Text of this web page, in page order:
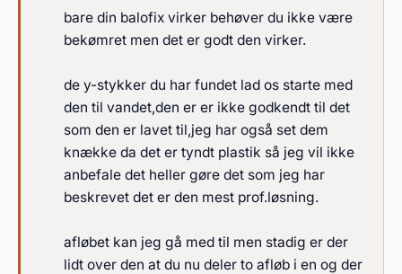
bare din balofix virker behøver du ikke være
bekømret men det er godt den virker.
de y-stykker du har fundet lad os starte med
den til vandet,den er er ikke godkendt til det
som den er lavet til,jeg har også set dem
knække da det er tyndt plastik så jeg vil ikke
anbefale det heller gøre det som jeg har
beskrevet det er den mest prof.løsning.
afløbet kan jeg gå med til men stadig er der
lidt over den at du nu deler to afløb i en og der